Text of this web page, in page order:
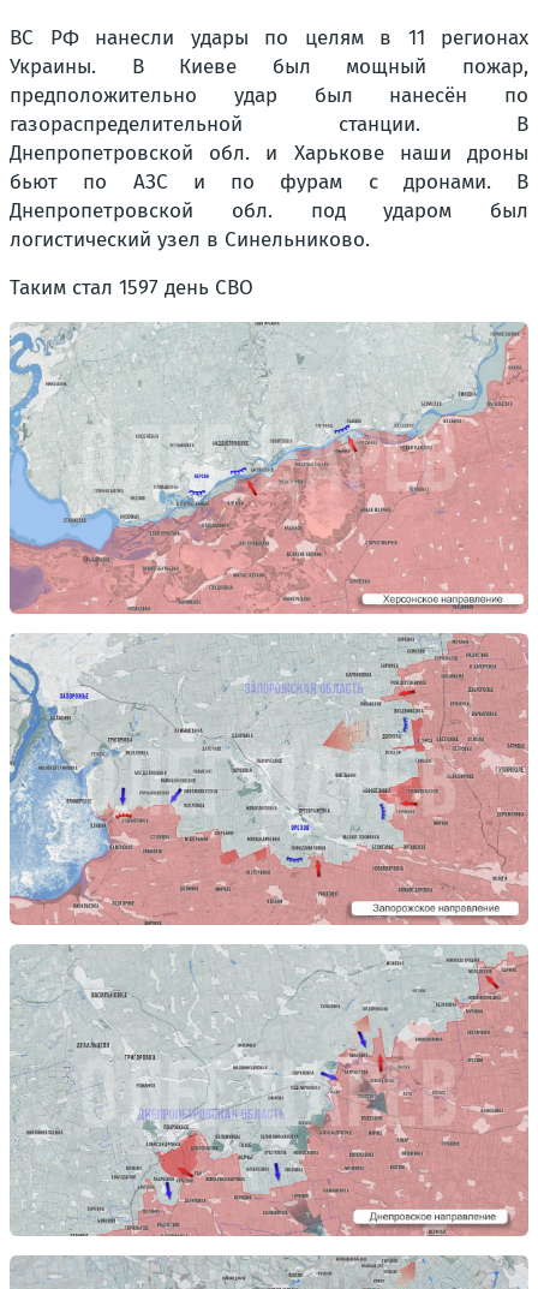
ВС РФ нанесли удары по целям в 11 регионах
Украины. В Киеве был мощный пожар,
предположительно удар был нанесён по
газораспределительной станции. В
Днепропетровской обл. и Харькове наши дроны
бьют по АЗС и по фурам с дронами. В
Днепропетровской обл. под ударом был
логистический узел в Синельниково.
Таким стал 1597 день СВО